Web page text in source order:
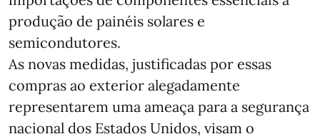
produção de painéis solares e
semicondutores.
As novas medidas, justificadas por essas
compras ao exterior alegadamente
representarem uma ameaça para a segurança
nacional dos Estados Unidos, visam o